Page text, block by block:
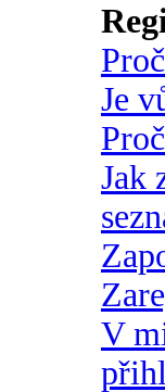
Je
Jak
V